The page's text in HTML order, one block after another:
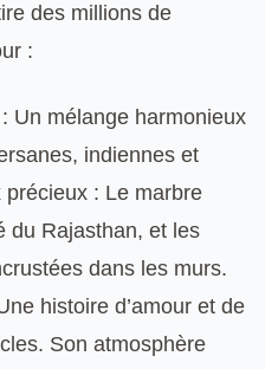
des millions de
:
Un mélange harmonieux
indiennes et
: Le marbre
du Rajasthan, et les
dans les murs.
histoire d’amour et de
Son atmosphère